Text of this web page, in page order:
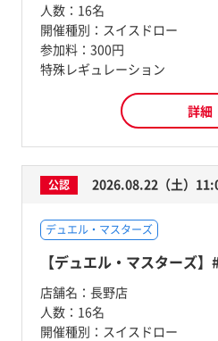
人数： 16名
開催種別： スイスドロー
参加料： 300円
特殊レギュレーション
詳細
公認 2026.08.22（土）
デュエル・マスターズ
【デュエル・マスターズ
店舗名： 長野店
人数： 16名
開催種別： スイスドロー